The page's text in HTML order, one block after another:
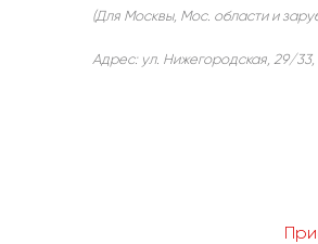
(Для Москвы, Мос. области и
Адрес: ул. Нижегородская, 29/33,